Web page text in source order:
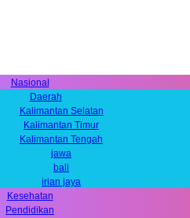
Nasional
Daerah
Kalimantan Selatan
Kalimantan Timur
Kalimantan Tengah
jawa
bali
irian jaya
Kesehatan
Pendidikan